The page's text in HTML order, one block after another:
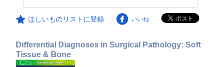
ほしいものリストに登録 いいね
Differential Diagnoses in Surgical Pathology: Soft
Tissue & Bone